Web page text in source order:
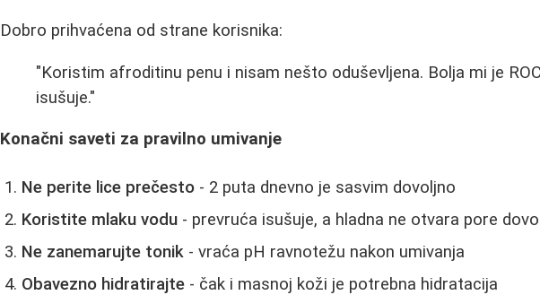
Dobro prihvaćena od strane korisnika:
"Koristim afroditinu penu i nisam nešto oduševljena. Bolja mi je
isušuje."
Konačni saveti za pravilno umivanje
Ne perite lice prečesto - 2 puta dnevno je sasvim dovoljno
Koristite mlaku vodu - prevruća isušuje, a hladna ne otvara pore
Ne zanemarujte tonik - vraća pH ravnotežu nakon umivanja
Obavezno hidratirajte - čak i masnoj koži je potrebna hidratacija